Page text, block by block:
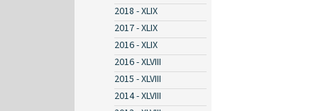
2018 - XLIX
2017 - XLIX
2016 - XLIX
2016 - XLVIII
2015 - XLVIII
2014 - XLVIII